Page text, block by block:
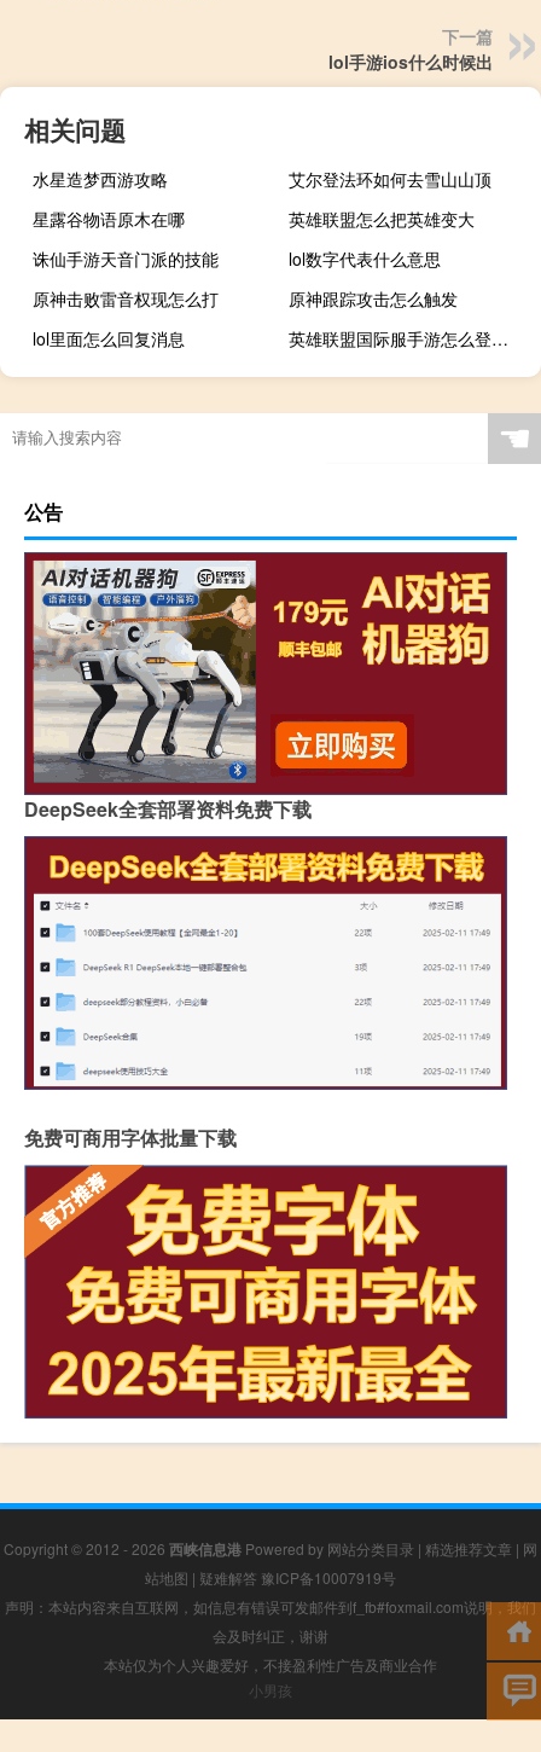
下一篇
lol手游ios什么时候出
相关问题
水星造梦西游攻略
艾尔登法环如何去雪山山顶
星露谷物语原木在哪
英雄联盟怎么把英雄变大
诛仙手游天音门派的技能
lol数字代表什么意思
原神击败雷音权现怎么打
原神跟踪攻击怎么触发
lol里面怎么回复消息
英雄联盟国际服手游怎么登录进去
☚
公告
DeepSeek全套部署资料免费下载
免费可商用字体批量下载
Copyright © 2012 - 2026 西峡信息港 Powered by 网站分类目录 | 精选推荐文章 | 网
站地图 | 疑难解答 豫ICP备10007919号
声明：本站内容来自互联网，如信息有错误可发邮件到f_fb#foxmail.com说明，我们
会及时纠正，谢谢
本站仅为个人兴趣爱好，不接盈利性广告及商业合作
小男孩